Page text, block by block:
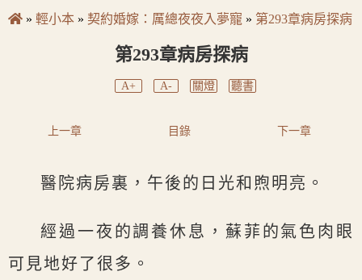
» 輕小本 » 契約婚嫁：厲總夜夜入夢寵 » 第293章病房探病
第293章病房探病
A+ A- 關燈 聽書
上一章 目錄 下一章
醫院病房裏，午後的日光和煦明亮。
經過一夜的調養休息，蘇菲的氣色肉眼
可見地好了很多。